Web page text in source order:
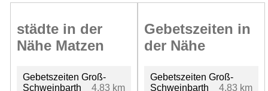
städte in der
Nähe Matzen
Gebetszeiten Groß-
Schweinbarth
4.83 km
Gebetszeiten in
der Nähe
Gebetszeiten Groß-
Schweinbarth
4.83 km